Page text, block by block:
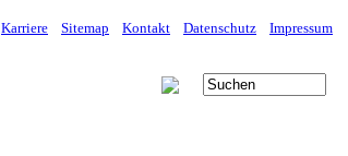
Karriere Sitemap Kontakt Datenschutz Impressum